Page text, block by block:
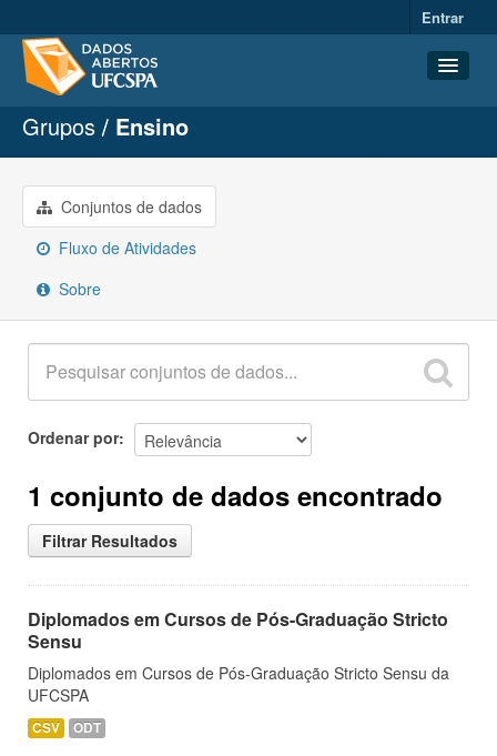
Entrar
Conjuntos de dados
Organizações
Grupos
Sobre
Grupos Ensino
Conjuntos de dados
Fluxo de Atividades
Sobre
Ordenar por
1 conjunto de dados encontrado
Filtrar Resultados
Diplomados em Cursos de Pós-Graduação Stricto
Sensu
Diplomados em Cursos de Pós-Graduação Stricto Sensu da
UFCSPA
CSV ODT